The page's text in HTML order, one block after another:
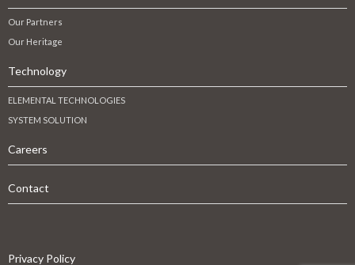
Our Partners
Our Heritage
Technology
ELEMENTAL TECHNOLOGIES
SYSTEM SOLUTION
Careers
Contact
Privacy Policy